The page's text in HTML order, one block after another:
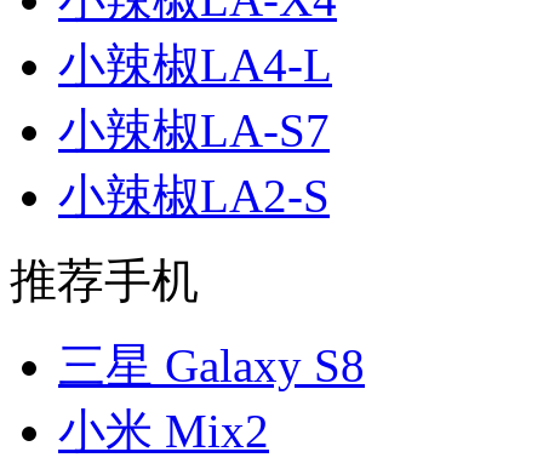
小辣椒LA4-L
小辣椒LA-S7
小辣椒LA2-S
推荐手机
三星 Galaxy S8
小米 Mix2